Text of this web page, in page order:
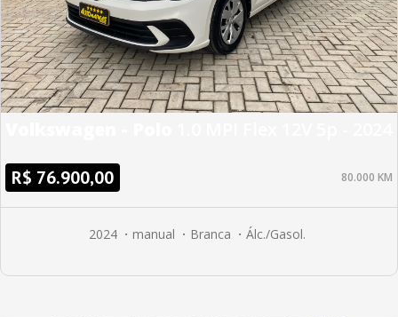
R$ 76.900,00 80.000 KM
2024 manual Branca Álc./Gasol.